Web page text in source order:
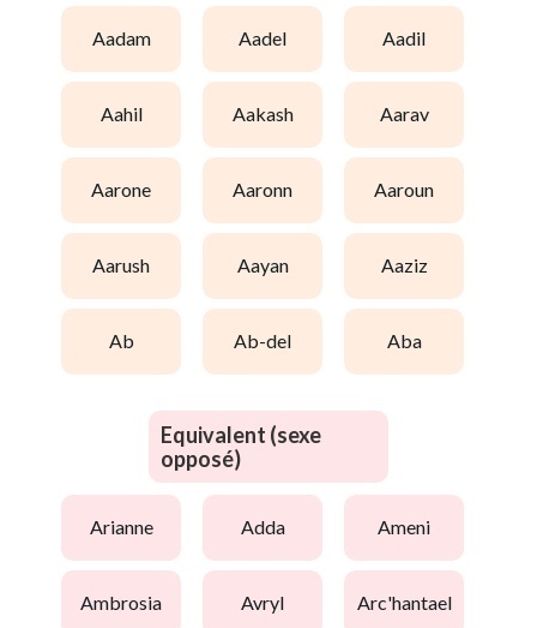
aadam aadel aadil
aahil aakash aarav
aarone aaronn aaroun
aarush aayan aaziz
ab ab-del aba
Equivalent (sexe
opposé)
arianne adda ameni
ambrosia avryl arc'hantael